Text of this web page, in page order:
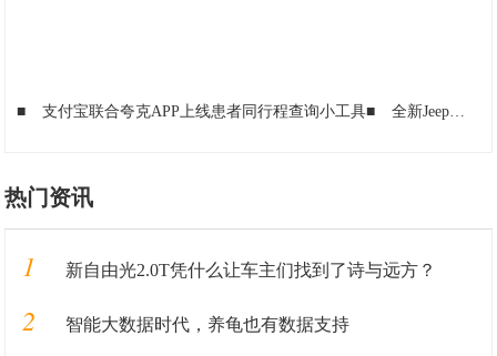
■ 支付宝联合夸克APP上线患者同行程查询小工具■ 全新Jeep指南者，做你旅途的最佳伴侣
热门资讯
1 新自由光2.0T凭什么让车主们找到了诗与远方？
2 智能大数据时代，养龟也有数据支持